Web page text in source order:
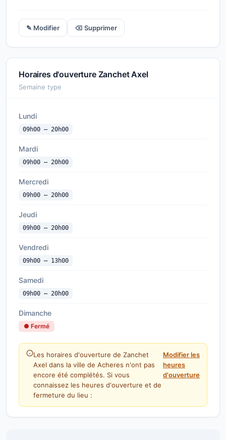
✎ Modifier ⌫ Supprimer
Horaires d'ouverture Zanchet Axel
Semaine type
Lundi
09h00 — 20h00
Mardi
09h00 — 20h00
Mercredi
09h00 — 20h00
Jeudi
09h00 — 20h00
Vendredi
09h00 — 13h00
Samedi
09h00 — 20h00
Dimanche
● Fermé
Les horaires d'ouverture de Zanchet
Axel dans la ville de Acheres n'ont pas
encore été complétés. Si vous
connaissez les heures d'ouverture et de
fermeture du lieu :
Modifier les
heures
d'ouverture